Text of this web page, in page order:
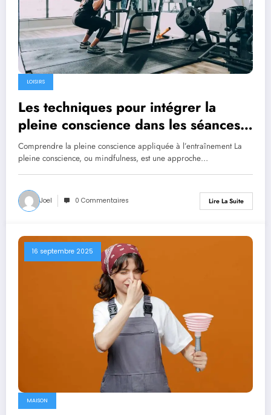
LOISIRS
Les techniques pour intégrer la
pleine conscience dans les séances
en salle de sport
Comprendre la pleine conscience appliquée à l’entraînement La
pleine conscience, ou mindfulness, est une approche…
Joel 0 Commentaires Lire La Suite
16 septembre 2025
MAISON